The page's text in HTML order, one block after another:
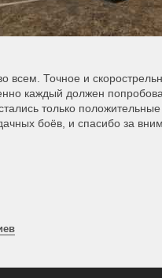
всем. Точное и
каждый должен
только
боёв, и спасибо за